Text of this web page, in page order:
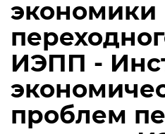
экономики
ИЭПП -
проблем